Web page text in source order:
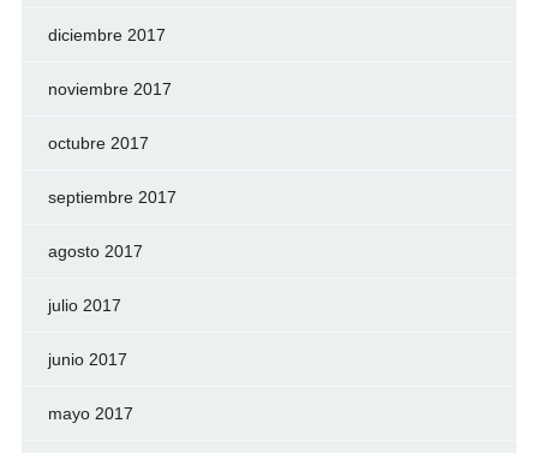
diciembre 2017
noviembre 2017
octubre 2017
septiembre 2017
agosto 2017
julio 2017
junio 2017
mayo 2017